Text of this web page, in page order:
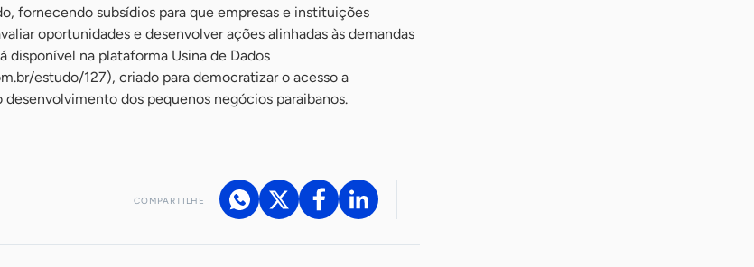
fornecendo subsídios para que empresas e instituições
oportunidades e desenvolver ações alinhadas às demandas
na plataforma Usina de Dados
estudo/127), criado para democratizar o acesso a
dos pequenos negócios paraibanos.
COMPARTILHE